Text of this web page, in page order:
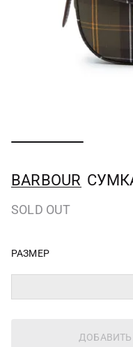
BARBOUR
SOLD OUT
РАЗМЕР